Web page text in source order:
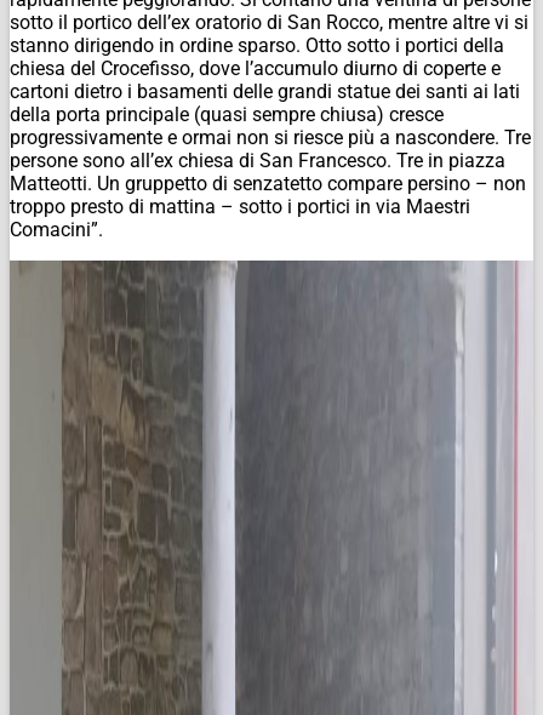
sotto il portico dell’ex oratorio di San Rocco, mentre altre vi si
stanno dirigendo in ordine sparso. Otto sotto i portici della
chiesa del Crocefisso, dove l’accumulo diurno di coperte e
cartoni dietro i basamenti delle grandi statue dei santi ai lati
della porta principale (quasi sempre chiusa) cresce
progressivamente e ormai non si riesce più a nascondere. Tre
persone sono all’ex chiesa di San Francesco. Tre in piazza
Matteotti. Un gruppetto di senzatetto compare persino – non
troppo presto di mattina – sotto i portici in via Maestri
Comacini”.